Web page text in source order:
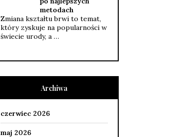
metodach
Zmiana kształtu brwi to temat,
który zyskuje na popularności w
świecie urody, a …
Archiwa
czerwiec 2026
maj 2026